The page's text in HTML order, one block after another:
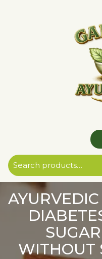
Search
for:
WITHOUT